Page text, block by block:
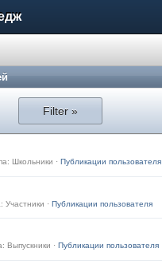
Filter »
Школьники · Публикации пользователя
Участники · Публикации пользователя
Выпускники · Публикации пользователя